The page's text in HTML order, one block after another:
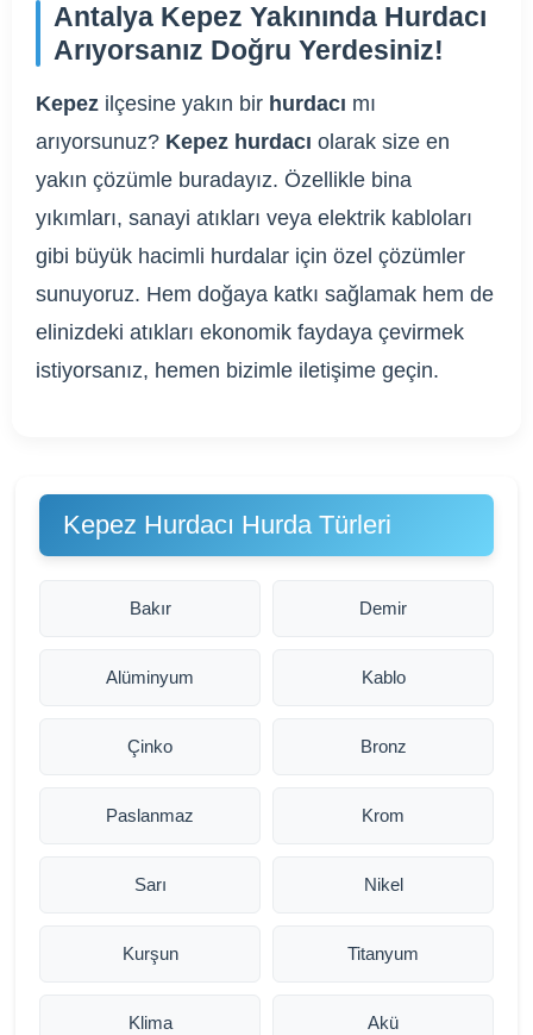
Antalya Kepez Yakınında Hurdacı
Arıyorsanız Doğru Yerdesiniz!
Kepez ilçesine yakın bir hurdacı mı
arıyorsunuz? Kepez hurdacı olarak size en
yakın çözümle buradayız. Özellikle bina
yıkımları, sanayi atıkları veya elektrik kabloları
gibi büyük hacimli hurdalar için özel çözümler
sunuyoruz. Hem doğaya katkı sağlamak hem de
elinizdeki atıkları ekonomik faydaya çevirmek
istiyorsanız, hemen bizimle iletişime geçin.
Kepez Hurdacı Hurda Türleri
Bakır Demir
Alüminyum Kablo
Çinko Bronz
Paslanmaz Krom
Sarı Nikel
Kurşun Titanyum
Klima Akü